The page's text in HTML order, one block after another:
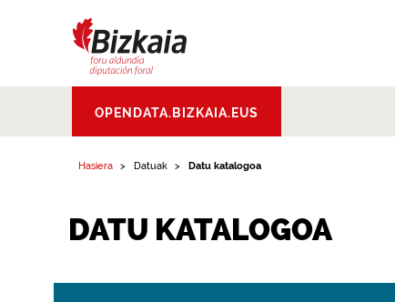
Aldundia.Diputacion
Foral de Bizkaia
OPENDATA.BIZKAIA.EUS
Hasiera Datuak Datu katalogoa
DATU KATALOGOA